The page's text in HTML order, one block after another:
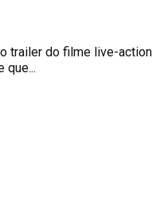
trailer do filme live-action
que...